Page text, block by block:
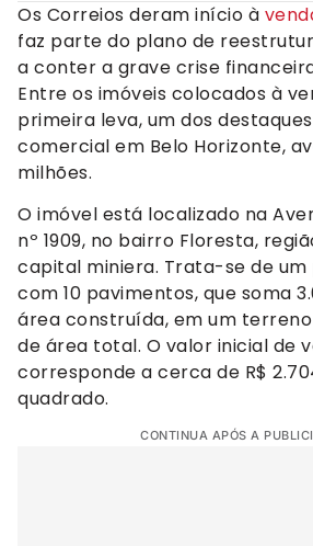
Os Correios deram início à
faz parte do plano de
a conter a grave crise
Entre os imóveis colocados à
primeira leva, um dos
comercial em Belo Horizonte,
milhões.
O imóvel está localizado na
nº 1909, no bairro Floresta,
capital miniera. Trata-se de
com 10 pavimentos, que soma
área construída, em um
de área total. O valor inicial de
corresponde a cerca de R$
quadrado.
CONTINUA APÓS A